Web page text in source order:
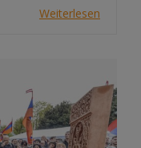
Weiterlesen